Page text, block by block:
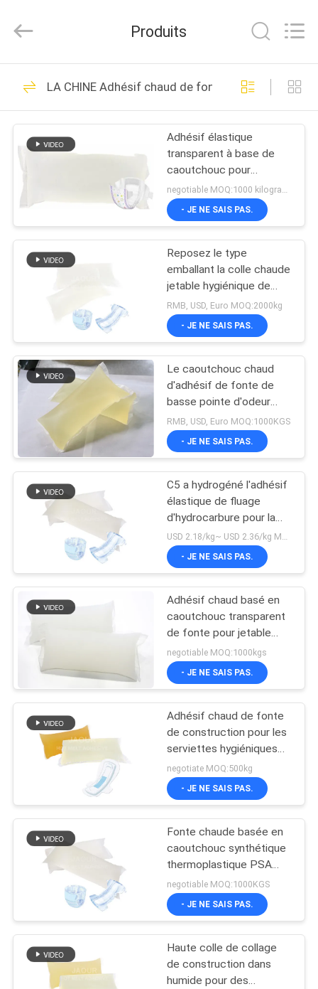
MAISON
PRODUITS
PROPOS
DE
NOUS
CONTRÔLE
QUALITÉ
CONTACTEZ-
NOUS
NOUVELLES
DEMANDEZ
UN DEVIS
PLAN
DU
SITE
POLITIQUE
CONFIDENTIALITÉ
Jaour
Adhesive
All
Reserved.
adhésif chaud de la
fonte PSA
105
adhésif sensible à la
pression de fonte
chaude
78
Adhésif sensible à
la pression de PSA
COLLE DE PSA
36
Adhésif chaud de
colle de fonte
18
adhésif chaud de
fonte
35
Produits
LA CHINE Adhésif chaud de fonte pour les
Adhésif élastique
transparent à base de
caoutchouc pour
spandex/élastiques ultra-
fins dans les produits de
couches jetables
negotiable MOQ:1000 kilogrammes
- JE NE SAIS PAS.
Reposez le type
emballant la colle chaude
jetable hygiénique de
fonte avec la fonte
chaude PSA adhésive de
couleur transparente
RMB, USD, Euro MOQ:2000kg
- JE NE SAIS PAS.
Le caoutchouc chaud
d'adhésif de fonte de
basse pointe d'odeur
bonne basé pour la
serviette hygiénique
RMB, USD, Euro MOQ:1000KGS
- JE NE SAIS PAS.
C5 a hydrogéné l'adhésif
élastique de fluage
d'hydrocarbure pour la
couche-culotte adulte
de culotte de bébé
jetable
USD 2.18/kg~ USD 2.36/kg MOQ:1000 kilogrammes
- JE NE SAIS PAS.
Adhésif chaud basé en
caoutchouc transparent
de fonte pour jetable
non-tissé de produits
hygiéniques
negotiable MOQ:1000kgs
- JE NE SAIS PAS.
Adhésif chaud de fonte
de construction pour les
serviettes hygiéniques
hygiéniques de couches-
culottes de bébé de
produits
negotiate MOQ:500kg
- JE NE SAIS PAS.
Fonte chaude basée en
caoutchouc synthétique
thermoplastique PSA
pour des couches-
culottes de bébé
negotiable MOQ:1000KGS
- JE NE SAIS PAS.
Haute colle de collage
de construction dans
humide pour des